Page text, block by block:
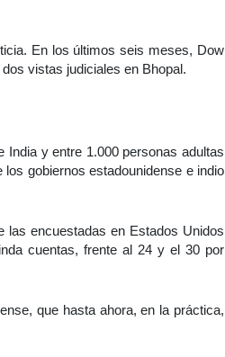
En los últimos seis meses, Dow
vistas judiciales en Bhopal.
India y entre 1.000 personas adultas
gobiernos estadounidense e indio
las encuestadas en Estados Unidos
cuentas, frente al 24 y el 30 por
que hasta ahora, en la práctica,